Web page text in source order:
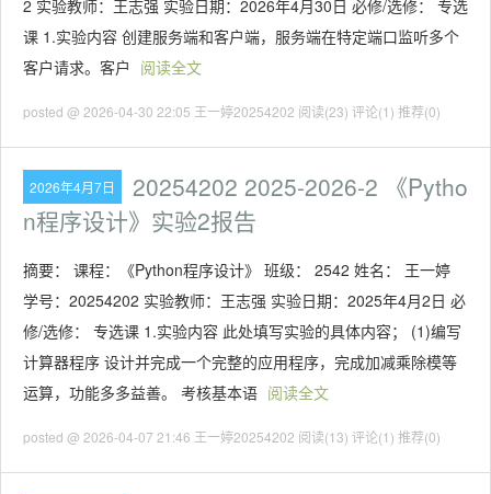
2 实验教师：王志强 实验日期：2026年4月30日 必修/选修： 专选
课 1.实验内容 创建服务端和客户端，服务端在特定端口监听多个
客户请求。客户 阅读全文
posted @ 2026-04-30 22:05 王一婷20254202 阅读(23) 评论(1) 推荐(0)
2026年4月7日
20254202 2025-2026-2 《Pytho
n程序设计》实验2报告
摘要： 课程：《Python程序设计》 班级： 2542 姓名： 王一婷
学号：20254202 实验教师：王志强 实验日期：2025年4月2日 必
修/选修： 专选课 1.实验内容 此处填写实验的具体内容； (1)编写
计算器程序 设计并完成一个完整的应用程序，完成加减乘除模等
运算，功能多多益善。 考核基本语 阅读全文
posted @ 2026-04-07 21:46 王一婷20254202 阅读(13) 评论(1) 推荐(0)